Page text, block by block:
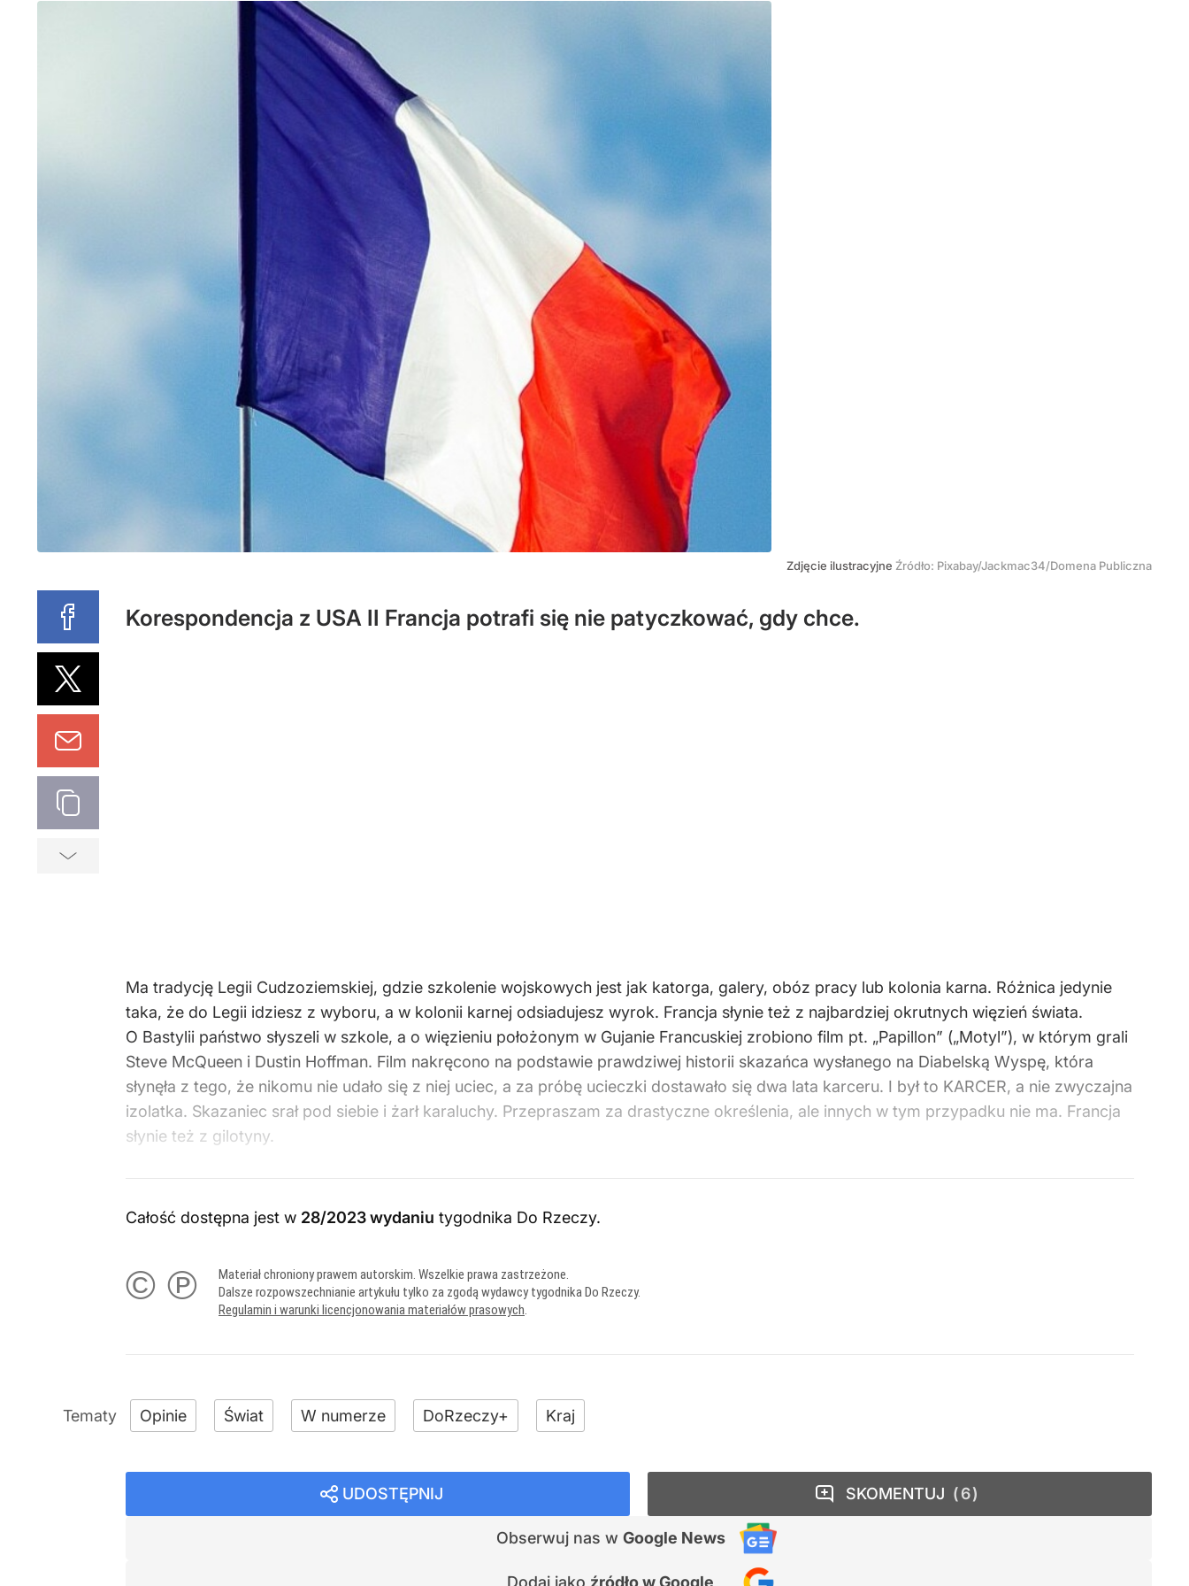
Zdjęcie ilustracyjne Źródło: Pixabay/Jackmac34/Domena Publiczna
Korespondencja z USA II Francja potrafi się nie patyczkować, gdy chce.
Ma tradycję Legii Cudzoziemskiej, gdzie szkolenie wojskowych jest jak katorga, galery, obóz pracy lub kolonia karna. Różnica jedynie
taka, że do Legii idziesz z wyboru, a w kolonii karnej odsiadujesz wyrok. Francja słynie też z najbardziej okrutnych więzień świata.
O Bastylii państwo słyszeli w szkole, a o więzieniu położonym w Gujanie Francuskiej zrobiono film pt. „Papillon” („Motyl”), w którym grali
Steve McQueen i Dustin Hoffman. Film nakręcono na podstawie prawdziwej historii skazańca wysłanego na Diabelską Wyspę, która
słynęła z tego, że nikomu nie udało się z niej uciec, a za próbę ucieczki dostawało się dwa lata karceru. I był to KARCER, a nie zwyczajna
izolatka. Skazaniec srał pod siebie i żarł karaluchy. Przepraszam za drastyczne określenia, ale innych w tym przypadku nie ma. Francja
słynie też z gilotyny.
Całość dostępna jest w 28/2023 wydaniu tygodnika Do Rzeczy.
© ℗
Materiał chroniony prawem autorskim. Wszelkie prawa zastrzeżone.
Dalsze rozpowszechnianie artykułu tylko za zgodą wydawcy tygodnika Do Rzeczy.
Regulamin i warunki licencjonowania materiałów prasowych.
Opinie Świat W numerze DoRzeczy+ Kraj
UDOSTĘPNIJ
Obserwuj nas w Google News
Dodaj jako źródło w Google
SKOMENTUJ 6